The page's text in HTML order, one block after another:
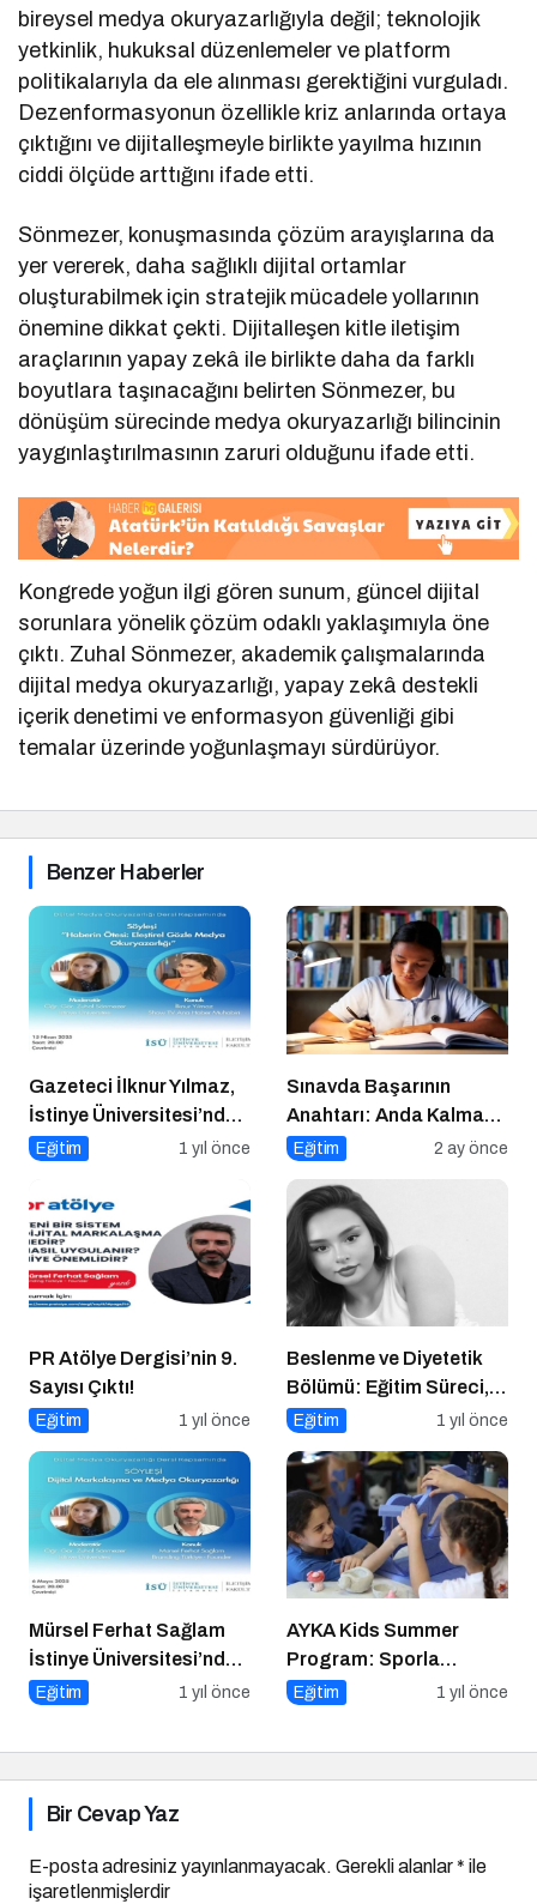
bireysel medya okuryazarlığıyla değil; teknolojik
yetkinlik, hukuksal düzenlemeler ve platform
politikalarıyla da ele alınması gerektiğini vurguladı.
Dezenformasyonun özellikle kriz anlarında ortaya
çıktığını ve dijitalleşmeyle birlikte yayılma hızının
ciddi ölçüde arttığını ifade etti.
Sönmezer, konuşmasında çözüm arayışlarına da
yer vererek, daha sağlıklı dijital ortamlar
oluşturabilmek için stratejik mücadele yollarının
önemine dikkat çekti. Dijitalleşen kitle iletişim
araçlarının yapay zekâ ile birlikte daha da farklı
boyutlara taşınacağını belirten Sönmezer, bu
dönüşüm sürecinde medya okuryazarlığı bilincinin
yaygınlaştırılmasının zaruri olduğunu ifade etti.
Kongrede yoğun ilgi gören sunum, güncel dijital
sorunlara yönelik çözüm odaklı yaklaşımıyla öne
çıktı. Zuhal Sönmezer, akademik çalışmalarında
dijital medya okuryazarlığı, yapay zekâ destekli
içerik denetimi ve enformasyon güvenliği gibi
temalar üzerinde yoğunlaşmayı sürdürüyor.
Benzer Haberler
Gazeteci İlknur Yılmaz,
İstinye Üniversitesi’nde
Dijital Medya
Konuğu Oldu
Eğitim 1 yıl önce
Sınavda Başarının
Anahtarı: Anda Kalmak
ve Duygu Yönetimi
Eğitim 2 ay önce
PR Atölye Dergisi’nin 9.
Sayısı Çıktı!
Eğitim 1 yıl önce
Beslenme ve Diyetetik
Bölümü: Eğitim Süreci,
Kariyer Olanakları ve
Eğitim 1 yıl önce
Mürsel Ferhat Sağlam
İstinye Üniversitesi’nde
Dijital Medya
Konuşacak!
Eğitim 1 yıl önce
AYKA Kids Summer
Program: Sporla
Geleceğe Yönelik Bir
Eğitim 1 yıl önce
Bir Cevap Yaz
E-posta adresiniz yayınlanmayacak. Gerekli alanlar* ile
işaretlenmişlerdir